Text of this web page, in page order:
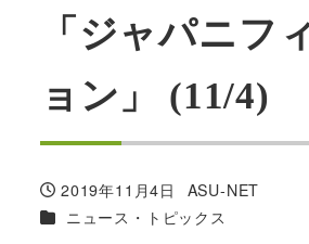
「ジャパニフ
ョン」 (11/4)
投稿日
2019年11月4日
著
者
ASU-NET
カテゴリー
ニュース・トピックス